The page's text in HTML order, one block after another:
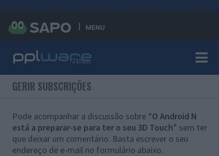
MENU
GERIR SUBSCRIÇÕES
Pode acompanhar a discussão sobre “O Android N
está a preparar-se para ter o seu 3D Touch” sem ter
que deixar um comentário. Basta escrever o seu
endereço de e-mail no formulário abaixo.